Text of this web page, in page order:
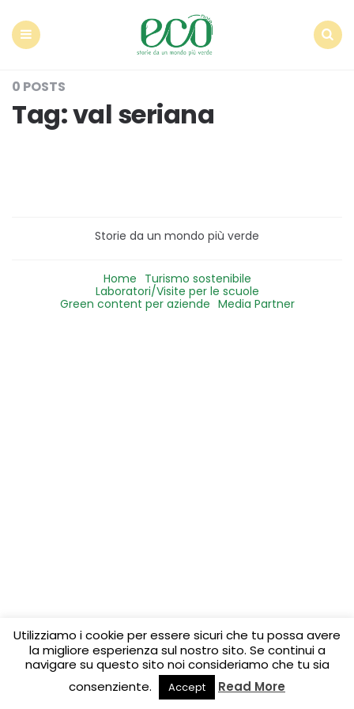
0 POSTS
Tag:val seriana
Storie da un mondo più verde
Home Turismo sostenibile
Laboratori/Visite per le scuole
Green content per aziende Media Partner
Utilizziamo i cookie per essere sicuri che tu possa avere
la migliore esperienza sul nostro sito. Se continui a
navigare su questo sito noi consideriamo che tu sia
consenziente.
Accept Read More